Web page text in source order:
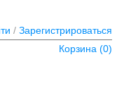
/ Зарегистрироваться
Корзина (0)